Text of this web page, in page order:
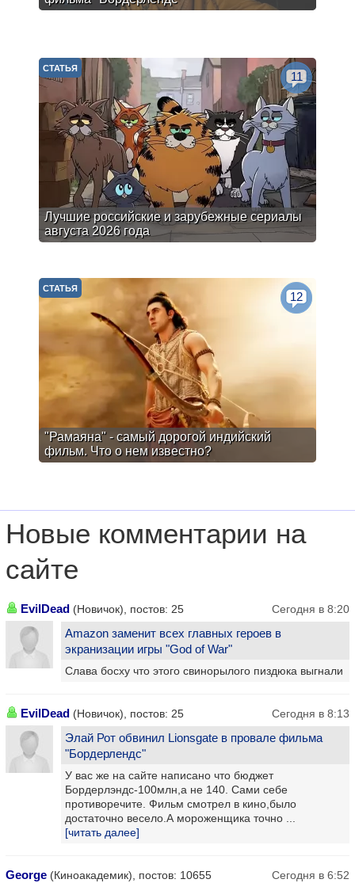
Лучшие российские и зарубежные сериалы
августа 2026 года
СТАТЬЯ
11
"Рамаяна" - самый дорогой индийский
фильм. Что о нем известно?
СТАТЬЯ
12
Новые комментарии на
сайте
EvilDead (Новичок), постов: 25 Сегодня в 8:20
Amazon заменит всех главных героев в
экранизации игры "God of War"
Слава босху что этого свинорылого пиздюка выгнали
EvilDead (Новичок), постов: 25 Сегодня в 8:13
Элай Рот обвинил Lionsgate в провале фильма
"Бордерлендс"
У вас же на сайте написано что бюджет
Бордерлэндс-100млн,а не 140. Сами себе
противоречите. Фильм смотрел в кино,было
достаточно весело.А мороженщика точно ...
[читать далее]
George (Киноакадемик), постов: 10655 Сегодня в 6:52